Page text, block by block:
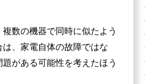
数の機器で同時に似たよう
、家電自体の故障ではな
がある可能性を考えたほう